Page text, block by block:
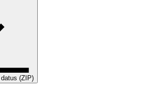
datus (ZIP)